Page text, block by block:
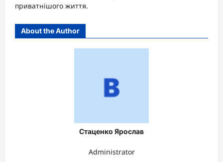
приватнішого життя.
About the Author
Стаценко Ярослав
Administrator